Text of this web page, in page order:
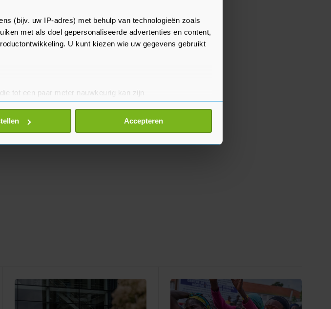
(bijv. uw IP-adres) met behulp van technologieën zoals
met als doel gepersonaliseerde advertenties en content,
U kunt kiezen wie uw gegevens gebruikt
tot een paar meter nauwkeurig kan zijn
specifieke eigenschappen (fingerprinting)
en stel uw voorkeuren in het
detailgedeelte
Accepteren